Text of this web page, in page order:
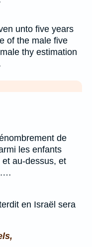
unto five years
of the male five
thy estimation
de
les enfants
au-dessus, et
en Israël sera